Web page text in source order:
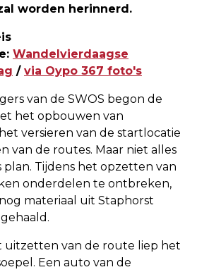
worden herinnerd.
Wandelvierdaagse
/ via Oypo 367 foto's
van de SWOS begon de
het opbouwen van
versieren van de startlocatie
van de routes. Maar niet alles
plan. Tijdens het opzetten van
onderdelen te ontbreken,
materiaal uit Staphorst
uitzetten van de route liep het
Een auto van de